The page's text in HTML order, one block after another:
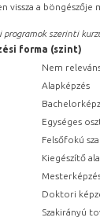
vissza a
programok szerinti
forma (szint)
Nem
Alapképzés
Egységes
Felsőfokú
Kiegészítő
Doktori
Szakirányú